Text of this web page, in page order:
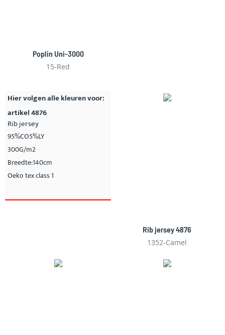
Poplin Uni-3000
15-Red
Hier volgen alle kleuren voor:
artikel 4876
Rib jersey
95%CO5%LY
300G/m2
Breedte:140cm
Oeko tex class 1
Rib jersey 4876
1352-Camel